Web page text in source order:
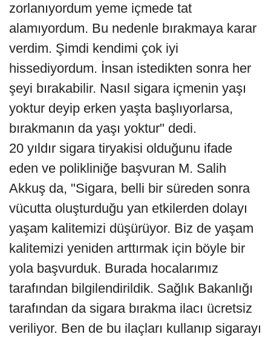
zorlanıyordum yeme içmede tat
alamıyordum. Bu nedenle bırakmaya karar
verdim. Şimdi kendimi çok iyi
hissediyordum. İnsan istedikten sonra her
şeyi bırakabilir. Nasıl sigara içmenin yaşı
yoktur deyip erken yaşta başlıyorlarsa,
bırakmanın da yaşı yoktur" dedi.
20 yıldır sigara tiryakisi olduğunu ifade
eden ve polikliniğe başvuran M. Salih
Akkuş da, "Sigara, belli bir süreden sonra
vücutta oluşturduğu yan etkilerden dolayı
yaşam kalitemizi düşürüyor. Biz de yaşam
kalitemizi yeniden arttırmak için böyle bir
yola başvurduk. Burada hocalarımız
tarafından bilgilendirildik. Sağlık Bakanlığı
tarafından da sigara bırakma ilacı ücretsiz
veriliyor. Ben de bu ilaçları kullanıp sigarayı